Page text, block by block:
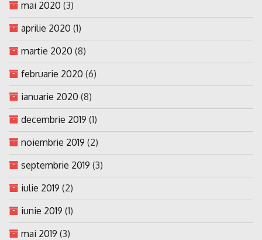
mai 2020 (3)
aprilie 2020 (1)
martie 2020 (8)
februarie 2020 (6)
ianuarie 2020 (8)
decembrie 2019 (1)
noiembrie 2019 (2)
septembrie 2019 (3)
iulie 2019 (2)
iunie 2019 (1)
mai 2019 (3)